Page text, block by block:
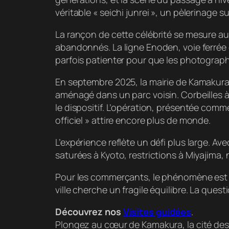
véritable « seichi junrei », un pèlerinage
La rançon de cette célébrité se mesure
abandonnés. La ligne Enoden, voie
parfois patienter pour que les
En septembre 2025, la mairie de
aménagé dans un parc voisin.
le dispositif. L’opération, présentée
officiel » attire encore plus de monde.
L’expérience reflète un défi plus large.
saturées à Kyoto, restrictions à Miyajima,
Pour les commerçants, le phénomène
ville cherche un fragile équilibre. La
Découvrez nos Visites guidées.
Plongez au cœur de Kamakura, la cité